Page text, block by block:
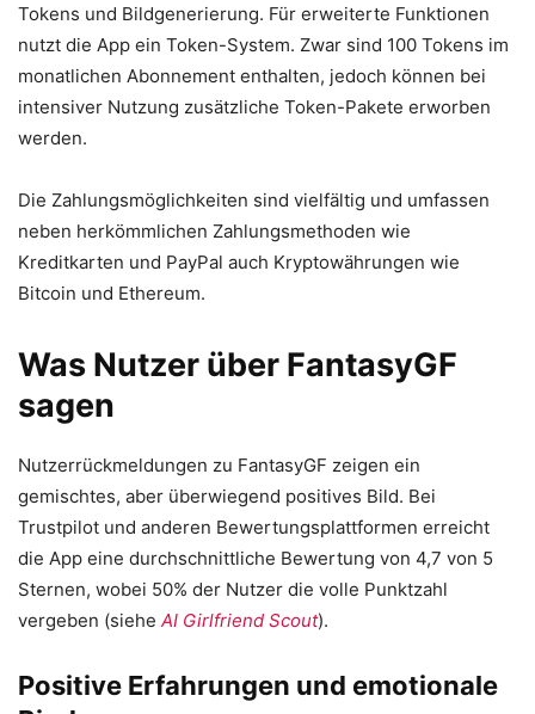
Tokens und Bildgenerierung. Für erweiterte Funktionen
nutzt die App ein Token-System. Zwar sind 100 Tokens im
monatlichen Abonnement enthalten, jedoch können bei
intensiver Nutzung zusätzliche Token-Pakete erworben
werden.
Die Zahlungsmöglichkeiten sind vielfältig und umfassen
neben herkömmlichen Zahlungsmethoden wie
Kreditkarten und PayPal auch Kryptowährungen wie
Bitcoin und Ethereum.
Was Nutzer über FantasyGF
sagen
Nutzerrückmeldungen zu FantasyGF zeigen ein
gemischtes, aber überwiegend positives Bild. Bei
Trustpilot und anderen Bewertungsplattformen erreicht
die App eine durchschnittliche Bewertung von 4,7 von 5
Sternen, wobei 50% der Nutzer die volle Punktzahl
vergeben (siehe AI Girlfriend Scout).
Positive Erfahrungen und emotionale